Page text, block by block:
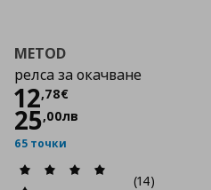
METOD
релса за окачване
12,78€
Цена
25,00лв
65 точки
(14)